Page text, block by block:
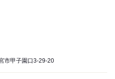
市甲子園口3-29-20